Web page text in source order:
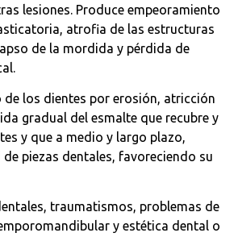
lesiones. Produce empeoramiento
atrofia de las estructuras
de la mordida y pérdida de
de los dientes por erosión, atricción
gradual del esmalte que recubre y
y que a medio y largo plazo,
piezas dentales, favoreciendo su
traumatismos, problemas de
y estética dental o